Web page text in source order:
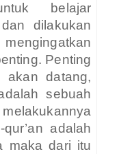
belajar
dilakukan
Penting
akan datang,
sebuah
adalah
maka dari itu